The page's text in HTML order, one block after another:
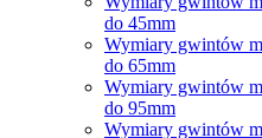
do 45mm
Wymiary gwintów
do 65mm
Wymiary gwintów
do 95mm
Wymiary gwintów